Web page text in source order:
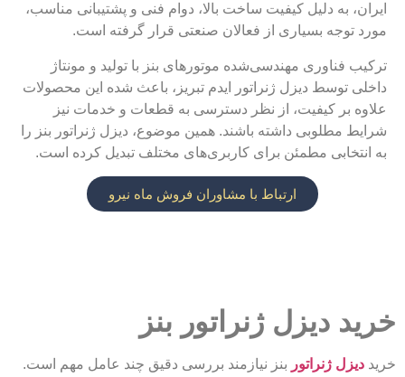
ایران، به دلیل کیفیت ساخت بالا، دوام فنی و پشتیبانی مناسب،
مورد توجه بسیاری از فعالان صنعتی قرار گرفته است.
ترکیب فناوری مهندسی‌شده موتورهای بنز با تولید و مونتاژ
داخلی توسط دیزل ژنراتور ایدم تبریز، باعث شده این محصولات
علاوه بر کیفیت، از نظر دسترسی به قطعات و خدمات نیز
شرایط مطلوبی داشته باشند. همین موضوع، دیزل ژنراتور بنز را
به انتخابی مطمئن برای کاربری‌های مختلف تبدیل کرده است.
ارتباط با مشاوران فروش ماه نیرو
خرید دیزل ژنراتور بنز
خرید دیزل ژنراتور بنز نیازمند بررسی دقیق چند عامل مهم است.